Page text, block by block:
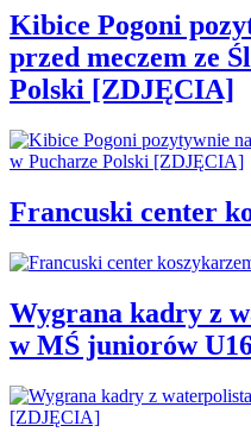
Kibice Pogoni
przed meczem ze
Polski [ZDJĘCIA]
Francuski center
Wygrana kadry z
w MŚ juniorów